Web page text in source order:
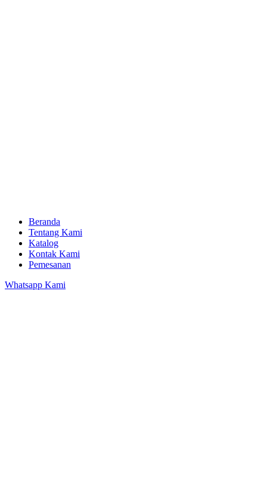
Beranda
Tentang Kami
Katalog
Kontak Kami
Pemesanan
Whatsapp Kami